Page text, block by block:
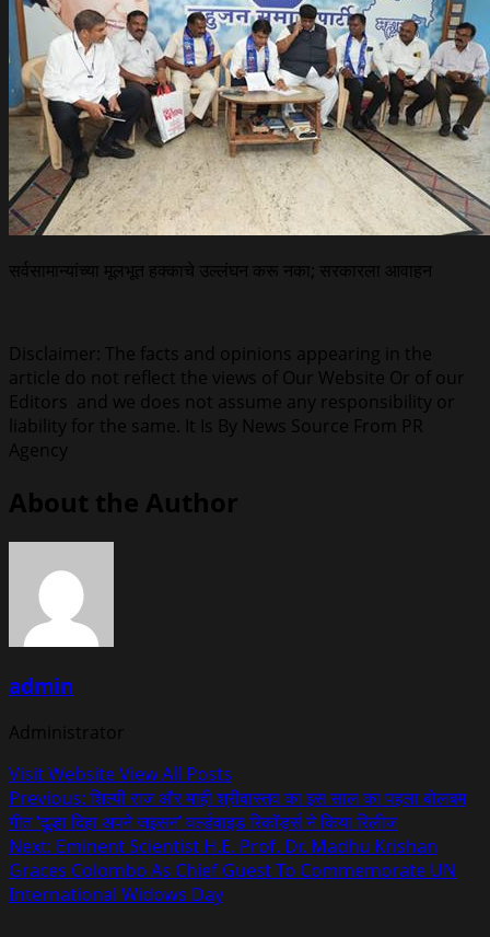
सर्वसामान्यांच्या मूलभूत हक्काचे उल्लंघन करू नका; सरकारला आवाहन
Disclaimer: The facts and opinions appearing in the
article do not reflect the views of Our Website Or of our
Editors and we does not assume any responsibility or
liability for the same. It Is By News Source From PR
Agency
About the Author
admin
Administrator
Visit WebsiteView All Posts
Post
navigation
Previous:शिल्पी राज और माही श्रीवास्तव का इस साल का पहला बोलबम
गीत ‘दूल्हा दिहा अपने जइसन’ वर्ल्डवाइड रिकॉर्ड्स ने किया रिलीज
Next: Eminent Scientist H.E. Prof. Dr. Madhu Krishan
Graces Colombo As Chief Guest To Commemorate UN
International Widows Day